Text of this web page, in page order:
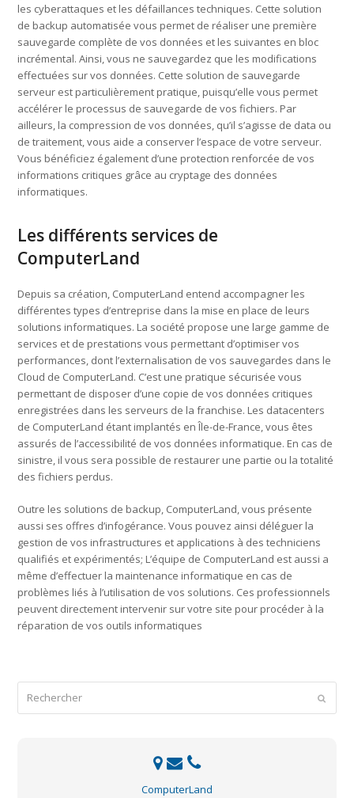
les cyberattaques et les défaillances techniques. Cette solution
de backup automatisée vous permet de réaliser une première
sauvegarde complète de vos données et les suivantes en bloc
incrémental. Ainsi, vous ne sauvegardez que les modifications
effectuées sur vos données. Cette solution de sauvegarde
serveur est particulièrement pratique, puisqu’elle vous permet
accélérer le processus de sauvegarde de vos fichiers. Par
ailleurs, la compression de vos données, qu’il s’agisse de data ou
de traitement, vous aide a conserver l’espace de votre serveur.
Vous bénéficiez également d’une protection renforcée de vos
informations critiques grâce au cryptage des données
informatiques.
Les différents services de
ComputerLand
Depuis sa création, ComputerLand entend accompagner les
différentes types d’entreprise dans la mise en place de leurs
solutions informatiques. La société propose une large gamme de
services et de prestations vous permettant d’optimiser vos
performances, dont l’externalisation de vos sauvegardes dans le
Cloud de ComputerLand. C’est une pratique sécurisée vous
permettant de disposer d’une copie de vos données critiques
enregistrées dans les serveurs de la franchise. Les datacenters
de ComputerLand étant implantés en Île-de-France, vous êtes
assurés de l’accessibilité de vos données informatique. En cas de
sinistre, il vous sera possible de restaurer une partie ou la totalité
des fichiers perdus.
Outre les solutions de backup, ComputerLand, vous présente
aussi ses offres d’infogérance. Vous pouvez ainsi déléguer la
gestion de vos infrastructures et applications à des techniciens
qualifiés et expérimentés; L’équipe de ComputerLand est aussi a
même d’effectuer la maintenance informatique en cas de
problèmes liés à l’utilisation de vos solutions. Ces professionnels
peuvent directement intervenir sur votre site pour procéder à la
réparation de vos outils informatiques
ComputerLand